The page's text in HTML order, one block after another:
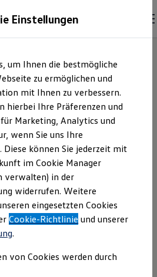
entdecken
und Oldtimer
Gewerbekunden
und Hersteller finden
entdecken & konfigurieren
& Behörden
Personenbeförderung
mobile Werkstätten
& Handel
L
License
M N O P Q R S T U
L
Einstellungen
um Ihnen die bestmögliche
zu ermöglichen und
mit Ihnen zu verbessern.
hierbei Ihre Präferenzen und
Marketing, Analytics und
wenn Sie uns Ihre
Diese können Sie jederzeit mit
im Cookie Manager
verwalten) in der
widerrufen. Weitere
eingesetzten Cookies
Cookie-Richtlinie und unserer
.
von Cookies werden durch